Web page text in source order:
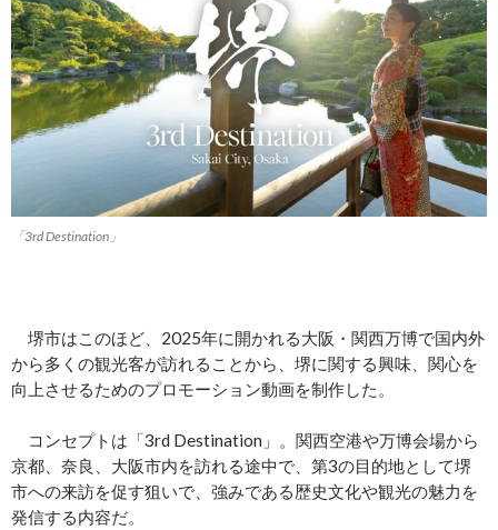
「3rd Destination」
堺市はこのほど、2025年に開かれる大阪・関西万博で国内外
から多くの観光客が訪れることから、堺に関する興味、関心を
向上させるためのプロモーション動画を制作した。
コンセプトは「3rd Destination」。関西空港や万博会場から
京都、奈良、大阪市内を訪れる途中で、第3の目的地として堺
市への来訪を促す狙いで、強みである歴史文化や観光の魅力を
発信する内容だ。